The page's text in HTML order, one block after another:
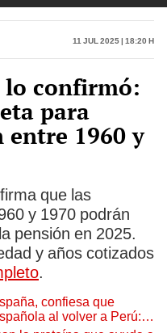
| Sin Guion con
María Palacios
11 Jul 2025 | 18:20 h
lo confirmó:
para
entre 1960 y
que las
y 1970 podrán
pensión en 2025.
y años cotizados
.
confiesa que
al volver a Perú: